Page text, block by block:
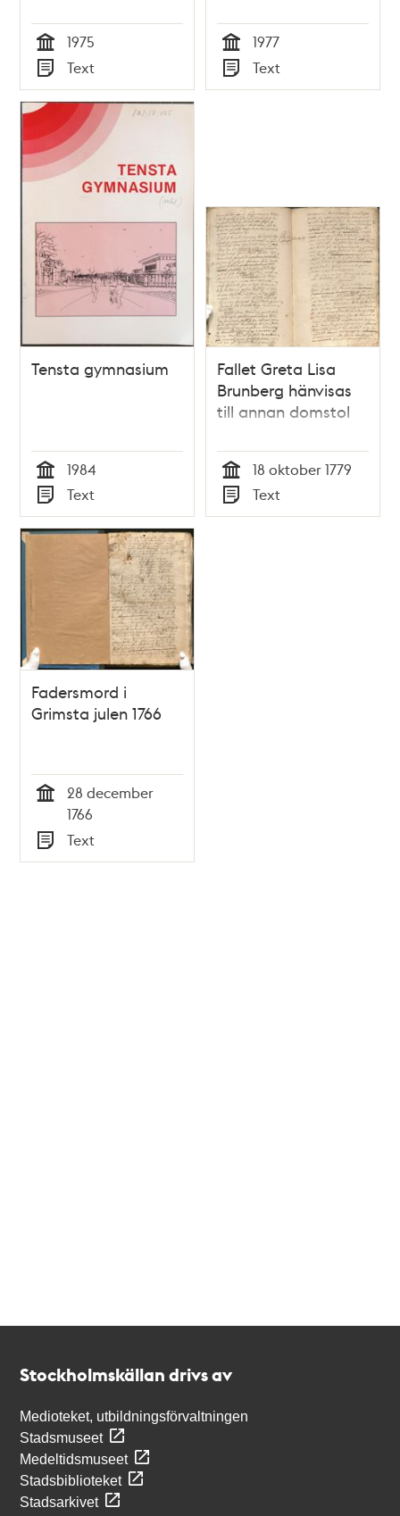
Tid
1975
Typ
Text Tid
1977
Typ
Text
Tensta gymnasium
Tid
1984
Typ
Text
Fallet Greta Lisa
Brunberg hänvisas
till annan domstol
Tid
18 oktober 1779
Typ
Text
Fadersmord i
Grimsta julen 1766
28 december
1766
Typ
Text
Stockholmskällan drivs av
Medioteket, utbildningsförvaltningen
Stadsmuseet
Medeltidsmuseet
Stadsbiblioteket
Stadsarkivet